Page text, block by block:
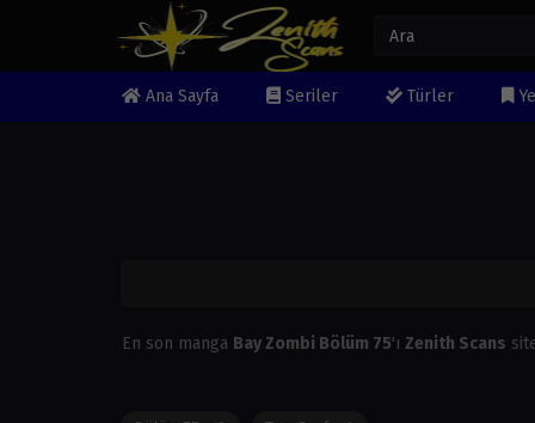
Ana Sayfa Seriler Türler
En son manga Bay Zombi Bölüm 75'ı Zenith Scans